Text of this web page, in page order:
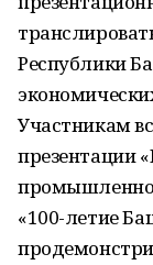
Республики
Участникам
презентации
«100-летие